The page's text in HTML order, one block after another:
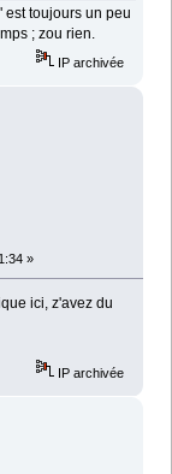
est toujours un peu
; zou rien.
IP archivée
»
ici, z'avez du
IP archivée